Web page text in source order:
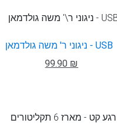
ניגוני ר' משה גולדמאן - USB
99.90 ₪